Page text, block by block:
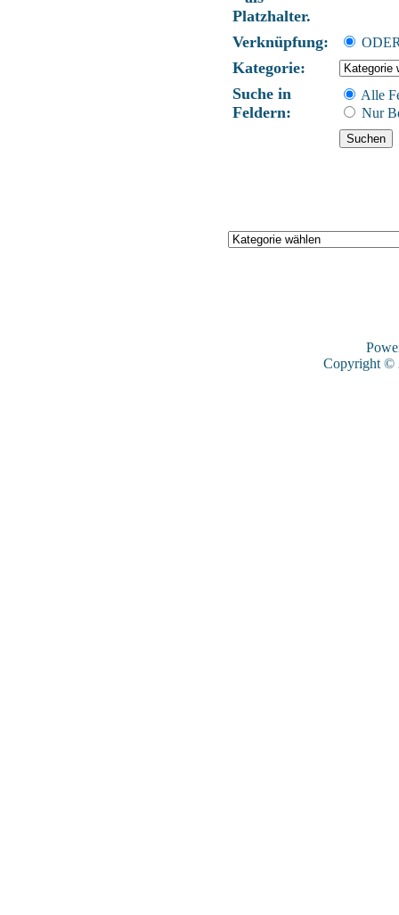
Platzhalter.
Verknüpfung:
Kategorie:
Suche in
Feldern:
Alle
Nur
Copyright ©